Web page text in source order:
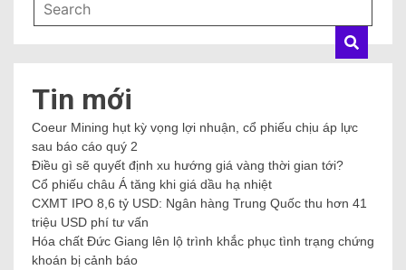
Tin mới
Coeur Mining hụt kỳ vọng lợi nhuận, cổ phiếu chịu áp lực
sau báo cáo quý 2
Điều gì sẽ quyết định xu hướng giá vàng thời gian tới?
Cổ phiếu châu Á tăng khi giá dầu hạ nhiệt
CXMT IPO 8,6 tỷ USD: Ngân hàng Trung Quốc thu hơn 41
triệu USD phí tư vấn
Hóa chất Đức Giang lên lộ trình khắc phục tình trạng chứng
khoán bị cảnh báo